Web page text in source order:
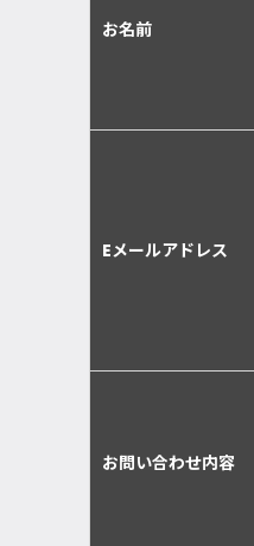
お名前
Eメールアドレス
お問い合わせ内容